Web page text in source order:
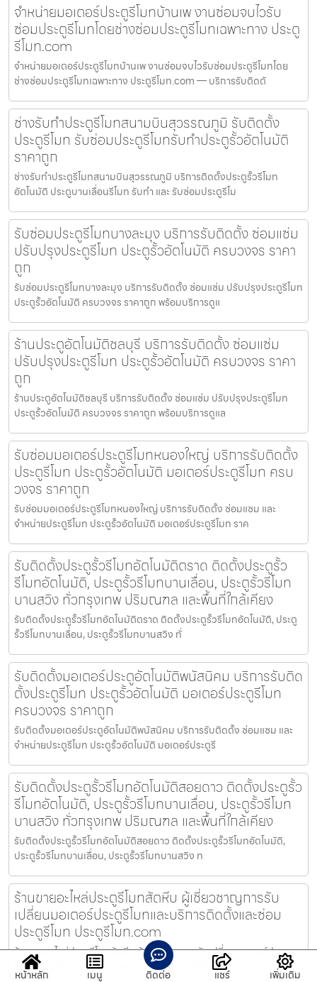
จำหน่ายมอเตอร์ประตูรีโมทบ้านเพ งานซ่อมจบไวรับ
ซ่อมประตูรีโมทโดยช่างซ่อมประตูรีโมทเฉพาะทาง ประตู
รีโมท.com
จำหน่ายมอเตอร์ประตูรีโมทบ้านเพ งานซ่อมจบไวรับซ่อมประตูรีโมทโดย
ช่างซ่อมประตูรีโมทเฉพาะทาง ประตูรีโมท.com — บริการรับติดตั
ช่างรับทำประตูรีโมทสนามบินสุวรรณภูมิ รับติดตั้ง
ประตูรีโมท รับซ่อมประตูรีโมทรับทำประตูรั้วอัตโนมัติ
ราคาถูก
ช่างรับทำประตูรีโมทสนามบินสุวรรณภูมิ บริการติดตั้งประตูรั้วรีโมท
อัตโนมัติ ประตูบานเลื่อนรีโมท รับทำ และ รับซ่อมประตูรีโม
รับซ่อมประตูรีโมทบางละมุง บริการรับติดตั้ง ซ่อมแซ่ม
ปรับปรุงประตูรีโมท ประตูรั้วอัตโนมัติ ครบวงจร ราคา
ถูก
รับซ่อมประตูรีโมทบางละมุง บริการรับติดตั้ง ซ่อมแซ่ม ปรับปรุงประตูรีโมท
ประตูรั้วอัตโนมัติ ครบวงจร ราคาถูก พร้อมบริการดูแ
ร้านประตูอัตโนมัติชลบุรี บริการรับติดตั้ง ซ่อมแซ่ม
ปรับปรุงประตูรีโมท ประตูรั้วอัตโนมัติ ครบวงจร ราคา
ถูก
ร้านประตูอัตโนมัติชลบุรี บริการรับติดตั้ง ซ่อมแซ่ม ปรับปรุงประตูรีโมท
ประตูรั้วอัตโนมัติ ครบวงจร ราคาถูก พร้อมบริการดูแล
รับซ่อมมอเตอร์ประตูรีโมทหนองใหญ่ บริการรับติดตั้ง
ประตูรีโมท ประตูรั้วอัตโนมัติ มอเตอร์ประตูรีโมท ครบ
วงจร ราคาถูก
รับซ่อมมอเตอร์ประตูรีโมทหนองใหญ่ บริการรับติดตั้ง ซ่อมแซม และ
จำหน่ายประตูรีโมท ประตูรั้วอัตโนมัติ มอเตอร์ประตูรีโมท ราค
รับติดตั้งประตูรั้วรีโมทอัตโนมัติตราด ติดตั้งประตูรั้ว
รีโมทอัตโนมัติ, ประตูรั้วรีโมทบานเลื่อน, ประตูรั้วรีโมท
บานสวิง ทั่วกรุงเทพ ปริมณฑล และพื้นที่ใกล้เคียง
รับติดตั้งประตูรั้วรีโมทอัตโนมัติตราด ติดตั้งประตูรั้วรีโมทอัตโนมัติ, ประตู
รั้วรีโมทบานเลื่อน, ประตูรั้วรีโมทบานสวิง ทั่
รับติดตั้งมอเตอร์ประตูอัตโนมัติพนัสนิคม บริการรับติด
ตั้งประตูรีโมท ประตูรั้วอัตโนมัติ มอเตอร์ประตูรีโมท
ครบวงจร ราคาถูก
รับติดตั้งมอเตอร์ประตูอัตโนมัติพนัสนิคม บริการรับติดตั้ง ซ่อมแซม และ
จำหน่ายประตูรีโมท ประตูรั้วอัตโนมัติ มอเตอร์ประตูรี
รับติดตั้งประตูรั้วรีโมทอัตโนมัติสอยดาว ติดตั้งประตูรั้ว
รีโมทอัตโนมัติ, ประตูรั้วรีโมทบานเลื่อน, ประตูรั้วรีโมท
บานสวิง ทั่วกรุงเทพ ปริมณฑล และพื้นที่ใกล้เคียง
รับติดตั้งประตูรั้วรีโมทอัตโนมัติสอยดาว ติดตั้งประตูรั้วรีโมทอัตโนมัติ,
ประตูรั้วรีโมทบานเลื่อน, ประตูรั้วรีโมทบานสวิง ท
ร้านขายอะไหล่ประตูรีโมทสัตหีบ ผู้เชี่ยวชาญการรับ
เปลี่ยนมอเตอร์ประตูรีโมทและบริการติดตั้งและซ่อม
ประตูรีโมท ประตูรีโมท.com
ร้านขายอะไหล่ประตูรีโมทสัตหีบ ผู้เชี่ยวชาญการรับเปลี่ยนมอเตอร์ประตู
รีโมทและบริการติดตั้งและซ่อมประตูรีโมท ประตูรีโมท.com
หน้าหลัก เมนู ติดต่อ แชร์ เพิ่มเติม